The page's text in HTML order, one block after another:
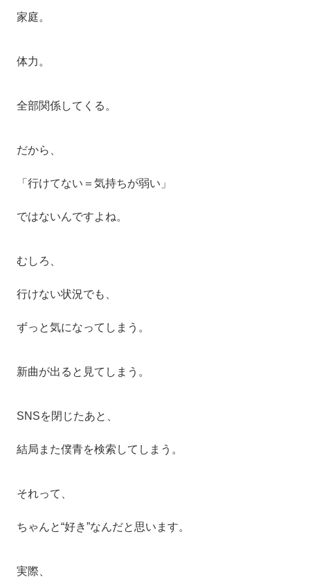
家庭。
体力。
全部関係してくる。
だから、
「行けてない＝気持ちが弱い」
ではないんですよね。
むしろ、
行けない状況でも、
ずっと気になってしまう。
新曲が出ると見てしまう。
SNSを閉じたあと、
結局また僕青を検索してしまう。
それって、
ちゃんと“好き”なんだと思います。
実際、